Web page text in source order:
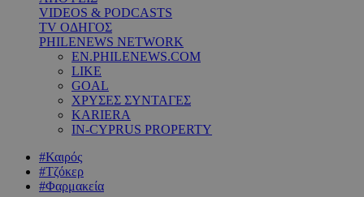
VIDEOS & PODCASTS
TV ΟΔΗΓΟΣ
PHILENEWS NETWORK
EN.PHILENEWS.COM
LIKE
GOAL
ΧΡΥΣΕΣ ΣΥΝΤΑΓΕΣ
KARIERA
IN-CYPRUS PROPERTY
#Καιρός
#Τζόκερ
#Φαρμακεία